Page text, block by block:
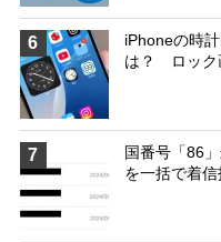
6
iPhoneの時
は？ ロック
7
国番号「86
を一括で着